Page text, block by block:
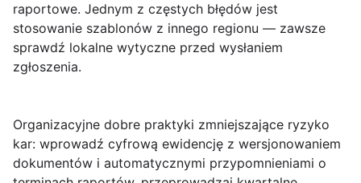
raportowe. Jednym z częstych błędów jest
stosowanie szablonów z innego regionu — zawsze
sprawdź lokalne wytyczne przed wysłaniem
zgłoszenia.
Organizacyjne dobre praktyki zmniejszające ryzyko
kar: wprowadź cyfrową ewidencję z wersjonowaniem
dokumentów i automatycznymi przypomnieniami o